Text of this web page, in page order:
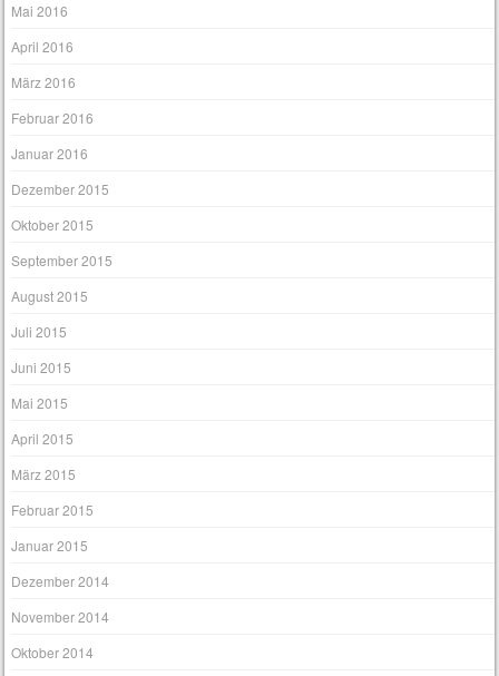
Mai 2016
April 2016
März 2016
Februar 2016
Januar 2016
Dezember 2015
Oktober 2015
September 2015
August 2015
Juli 2015
Juni 2015
Mai 2015
April 2015
März 2015
Februar 2015
Januar 2015
Dezember 2014
November 2014
Oktober 2014